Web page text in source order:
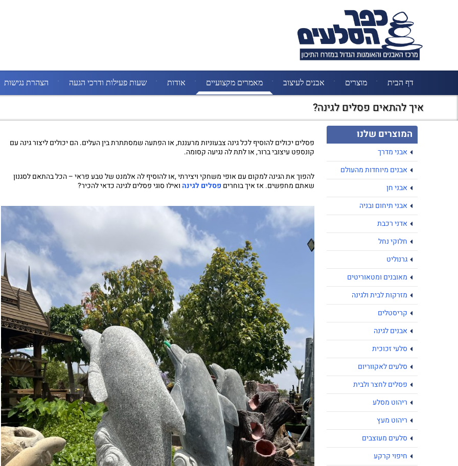
דף הבית מוצרים אבנים לעיצוב מאמרים מקצועיים אודות שעות פעילות ודרכי הגעה הצהרת נגישות
איך להתאים פסלים לגינה?
המוצרים שלנו
אבני מדרך
אבנים מיוחדות מהעולם
אבני חן
אבני תיחום ובניה
אדני רכבת
חלוקי נחל
גרנוליט
מאובנים ומטאוריטים
מזרקות לבית ולגינה
קריסטלים
אבנים לגינה
סלעי זכוכית
סלעים לאקווריום
פסלים לחצר ולבית
ריהוט מסלע
ריהוט מעץ
סלעים מעוצבים
חיפוי קרקע
פסלים יכולים להוסיף לכל גינה צבעוניות מרעננת, או הפתעה שמסתתרת בין העלים. הם יכולים ליצור גינה עם
קונספט עיצובי ברור, או לתת לה נגיעה קסומה.
להפוך את הגינה למקום עם אופי משחקי ויצירתי ,או להוסיף לה אלמנט של טבע פראי – הכל בהתאם לסגנון
שאתם מחפשים. אז איך בוחריםפסלים לגינה ואילו סוגי פסלים לגינה כדאי להכיר?